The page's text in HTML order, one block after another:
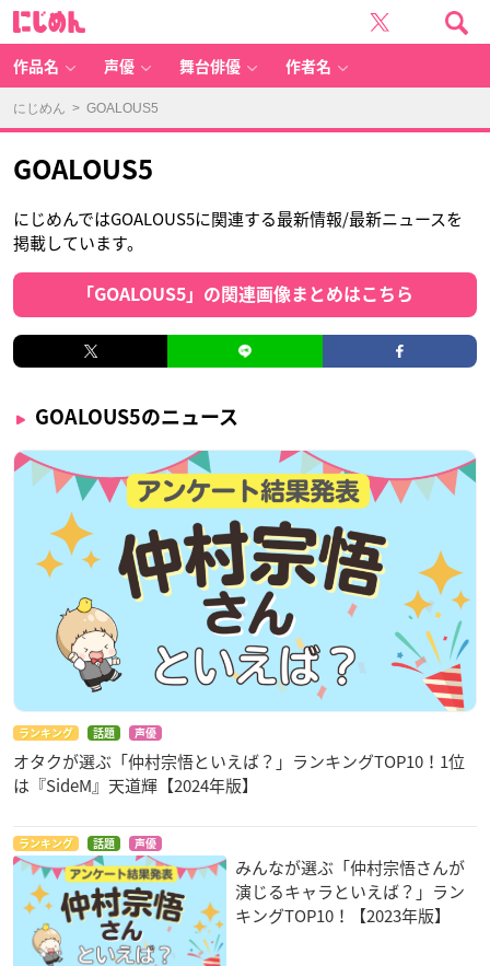
作品名 声優 舞台俳優 作者名
にじめん > GOALOUS5
GOALOUS5
にじめんではGOALOUS5に関連する最新情報/最新ニュースを
掲載しています。
「GOALOUS5」の関連画像まとめはこちら
GOALOUS5のニュース
ランキング 話題 声優
オタクが選ぶ「仲村宗悟といえば？」ランキングTOP10！1位
は『SideM』天道輝【2024年版】
ランキング 話題 声優
みんなが選ぶ「仲村宗悟さんが
演じるキャラといえば？」ラン
キングTOP10！【2023年版】